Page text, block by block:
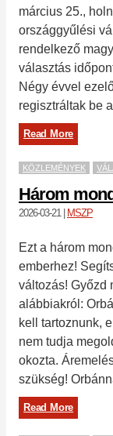
március 25.,
országgyűlési
rendelkező
választás
Négy évvel
regisztráltak be
Read More
KÖZLEMÉNYEK
Három
2026-03-21 | MSZP
Ezt a három
emberhez!
változás! Győzd
alábbiakról:
kell tartoznunk,
nem tudja
okozta.
szükség!
Read More